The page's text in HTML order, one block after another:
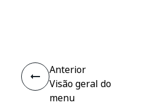
Anterior
Visão geral do
menu